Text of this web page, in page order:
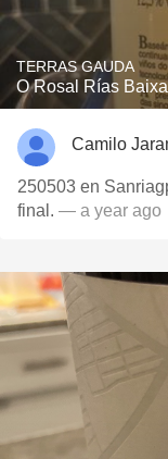
TERRAS GAUDA
O Rosal Rías
Camilo
250503 en
final. — a year ago